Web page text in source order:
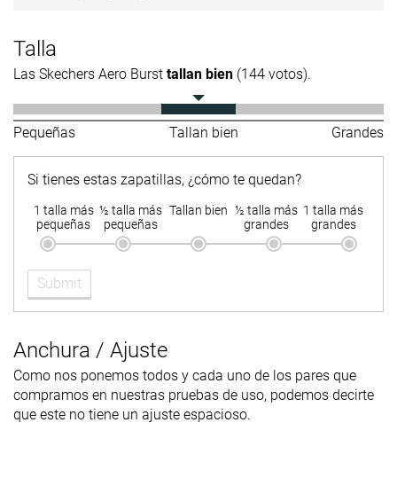
Talla
Las Skechers Aero Burst tallan bien (144 votos).
Pequeñas Tallan bien Grandes
Si tienes estas zapatillas, ¿cómo te quedan?
1 talla más
pequeñas
½ talla más
pequeñas
Tallan bien ½ talla más
grandes
1 talla más
grandes
Submit
Anchura / Ajuste
Como nos ponemos todos y cada uno de los pares que
compramos en nuestras pruebas de uso, podemos decirte
que este no tiene un ajuste espacioso.